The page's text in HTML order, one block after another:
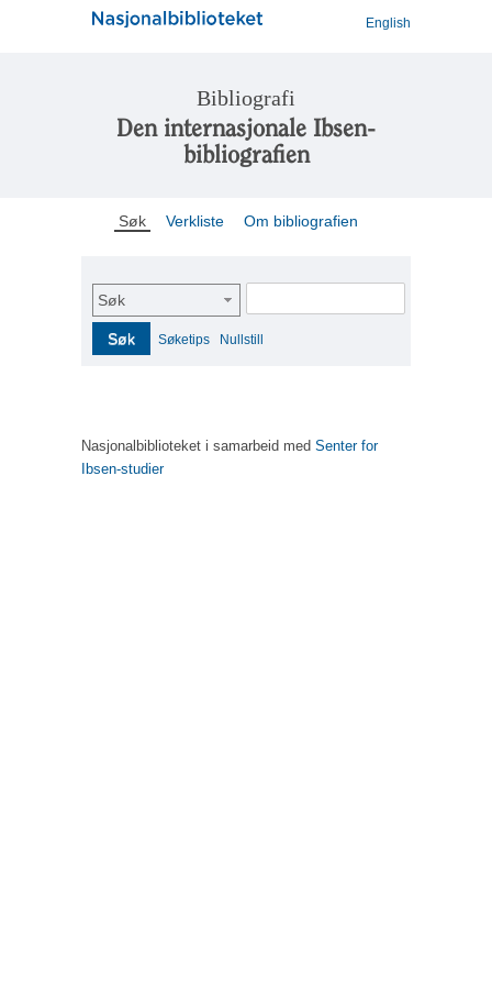
English
Bibliografi
Den internasjonale Ibsen-
bibliografien
Søk Verkliste Om bibliografien
Søk
Søk Søketips Nullstill
Nasjonalbiblioteket i samarbeid med Senter for
Ibsen-studier